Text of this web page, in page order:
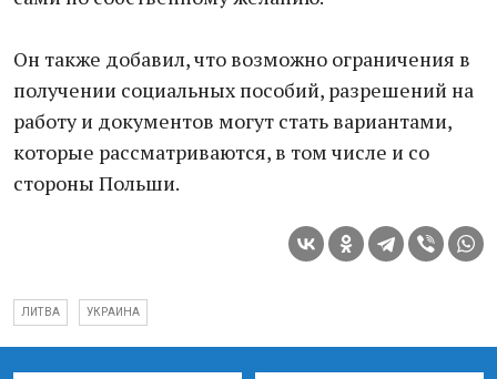
Он также добавил, что возможно ограничения в
получении социальных пособий, разрешений на
работу и документов могут стать вариантами,
которые рассматриваются, в том числе и со
стороны Польши.
ЛИТВА УКРАИНА